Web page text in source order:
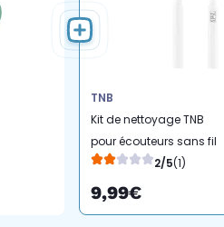
TNB
Kit de nettoyage TNB
pour écouteurs sans fil
2/5(1)
9,99€